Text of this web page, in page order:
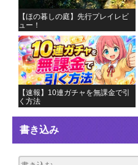
【ほの暮しの庭】先行プレイレビ
ュー！
【速報】10連ガチャを無課金で引
く方法
書き込み